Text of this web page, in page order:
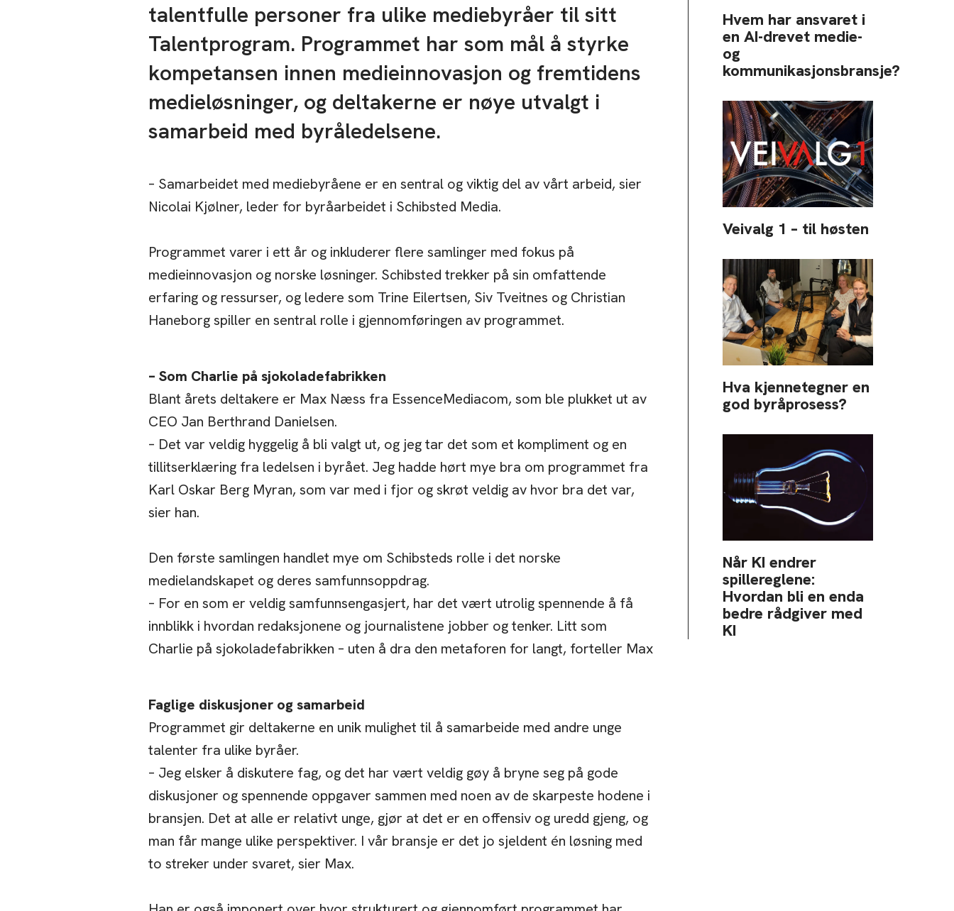
talentfulle personer fra ulike mediebyråer til sitt
Talentprogram. Programmet har som mål å styrke
kompetansen innen medieinnovasjon og fremtidens
medieløsninger, og deltakerne er nøye utvalgt i
samarbeid med byråledelsene.
– Samarbeidet med mediebyråene er en sentral og viktig del av vårt arbeid, sier
Nicolai Kjølner, leder for byråarbeidet i Schibsted Media.
Programmet varer i ett år og inkluderer flere samlinger med fokus på
medieinnovasjon og norske løsninger. Schibsted trekker på sin omfattende
erfaring og ressurser, og ledere som Trine Eilertsen, Siv Tveitnes og Christian
Haneborg spiller en sentral rolle i gjennomføringen av programmet.
– Som Charlie på sjokoladefabrikken
Blant årets deltakere er Max Næss fra EssenceMediacom, som ble plukket ut av
CEO Jan Berthrand Danielsen.
– Det var veldig hyggelig å bli valgt ut, og jeg tar det som et kompliment og en
tillitserklæring fra ledelsen i byrået. Jeg hadde hørt mye bra om programmet fra
Karl Oskar Berg Myran, som var med i fjor og skrøt veldig av hvor bra det var,
sier han.
Den første samlingen handlet mye om Schibsteds rolle i det norske
medielandskapet og deres samfunnsoppdrag.
– For en som er veldig samfunnsengasjert, har det vært utrolig spennende å få
innblikk i hvordan redaksjonene og journalistene jobber og tenker. Litt som
Charlie på sjokoladefabrikken – uten å dra den metaforen for langt, forteller Max
Faglige diskusjoner og samarbeid
Programmet gir deltakerne en unik mulighet til å samarbeide med andre unge
talenter fra ulike byråer.
– Jeg elsker å diskutere fag, og det har vært veldig gøy å bryne seg på gode
diskusjoner og spennende oppgaver sammen med noen av de skarpeste hodene i
bransjen. Det at alle er relativt unge, gjør at det er en offensiv og uredd gjeng, og
man får mange ulike perspektiver. I vår bransje er det jo sjeldent én løsning med
to streker under svaret, sier Max.
Hvem har ansvaret i
en AI-drevet medie-
og
kommunikasjonsbransje?
Veivalg 1 – til høsten
Hva kjennetegner en
god byråprosess?
Når KI endrer
spillereglene:
Hvordan bli en enda
bedre rådgiver med
KI